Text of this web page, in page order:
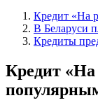
Кредит «На
В Беларуси
Кредиты
Кредит «На